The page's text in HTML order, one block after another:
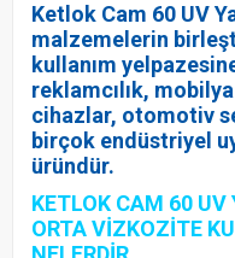
Ketlok Cam 60 UV
malzemelerin
kullanım
reklamcılık,
cihazlar, otomotiv
birçok endüstriyel
üründür.
KETLOK CAM 60
ORTA VİZKOZİTE